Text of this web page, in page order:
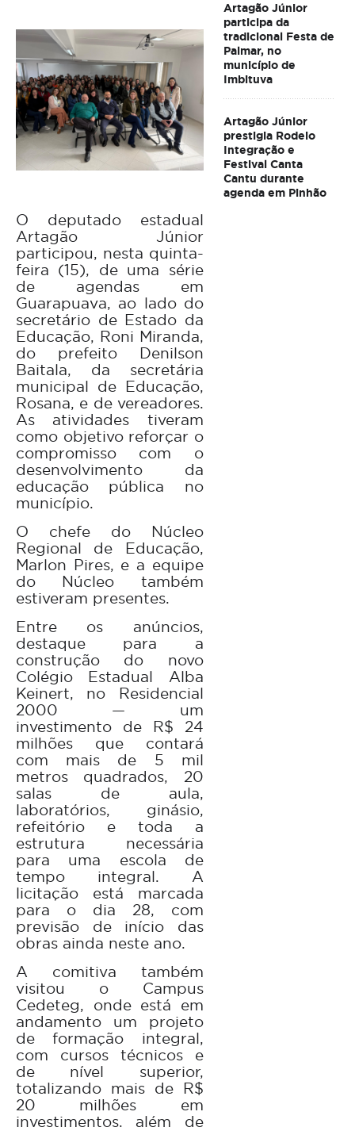
O deputado estadual
Artagão Júnior
participou, nesta quinta-
feira (15), de uma série
de agendas em
Guarapuava, ao lado do
secretário de Estado da
Educação, Roni Miranda,
do prefeito Denilson
Baitala, da secretária
municipal de Educação,
Rosana, e de vereadores.
As atividades tiveram
como objetivo reforçar o
compromisso com o
desenvolvimento da
educação pública no
município.
O chefe do Núcleo
Regional de Educação,
Marlon Pires, e a equipe
do Núcleo também
estiveram presentes.
Entre os anúncios,
destaque para a
construção do novo
Colégio Estadual Alba
Keinert, no Residencial
2000 — um
investimento de R$ 24
milhões que contará
com mais de 5 mil
metros quadrados, 20
salas de aula,
laboratórios, ginásio,
refeitório e toda a
estrutura necessária
para uma escola de
tempo integral. A
licitação está marcada
para o dia 28, com
previsão de início das
obras ainda neste ano.
A comitiva também
visitou o Campus
Cedeteg, onde está em
andamento um projeto
de formação integral,
com cursos técnicos e
de nível superior,
totalizando mais de R$
20 milhões em
investimentos, além de
Artagão Júnior
participa da
tradicional Festa de
Palmar, no
município de
Imbituva
Artagão Júnior
prestigia Rodeio
Integração e
Festival Canta
Cantu durante
agenda em Pinhão